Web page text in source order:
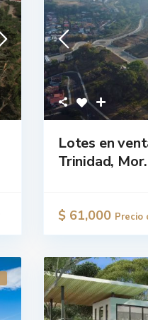
Lotes en
Trinidad,
$ 61,000 Precio